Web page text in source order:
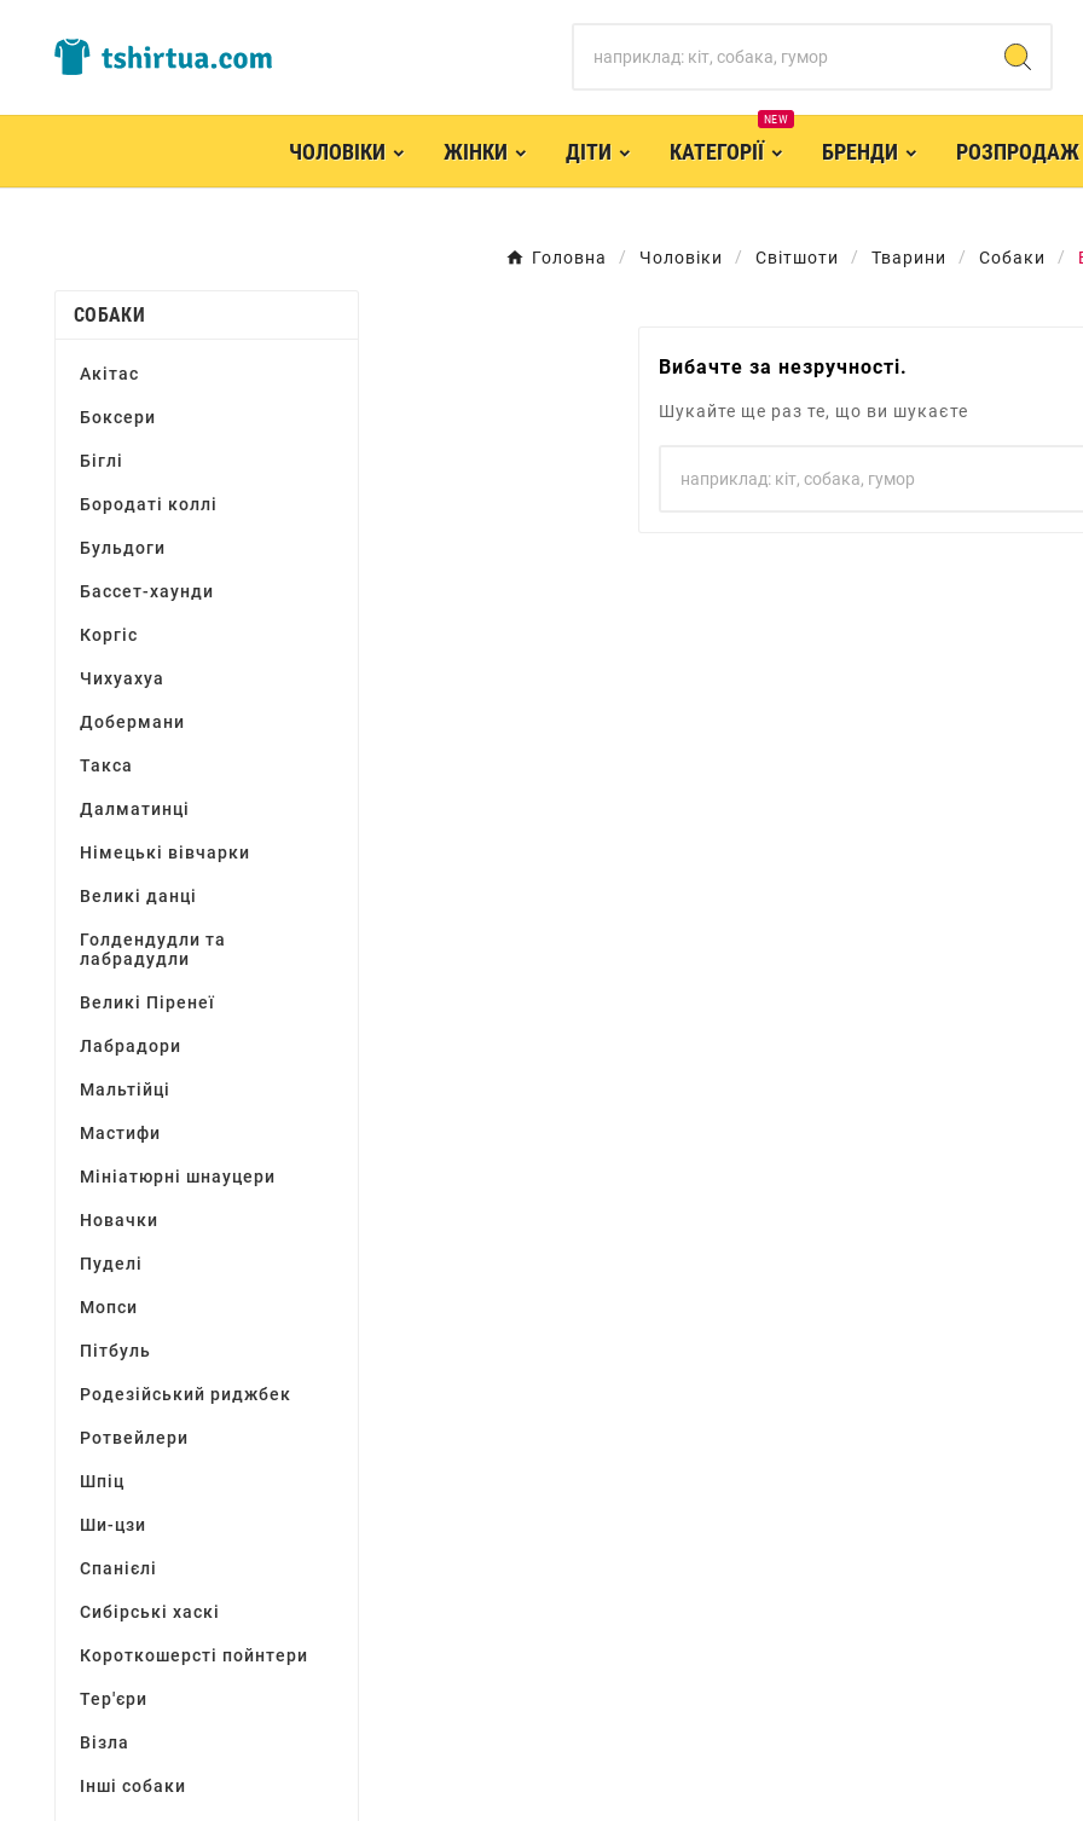
ЧОЛОВІКИ ЖІНКИ ДІТИ КАТЕГОРІЇ
NEW
БРЕНДИ РОЗПРОДАЖ
Головна Чоловіки Світшоти Тварини Собаки
СОБАКИ
Акітас
Боксери
Біглі
Бородаті коллі
Бульдоги
Бассет-хаунди
Коргіс
Чихуахуа
Добермани
Такса
Далматинці
Німецькі вівчарки
Великі данці
Голдендудли та
лабрадудли
Великі Піренеї
Лабрадори
Мальтійці
Мастифи
Мініатюрні шнауцери
Новачки
Пуделі
Мопси
Пітбуль
Родезійський риджбек
Ротвейлери
Шпіц
Ши-цзи
Спанієлі
Сибірські хаскі
Короткошерсті пойнтери
Тер'єри
Візла
Інші собаки
Вибачте за незручності.
Шукайте ще раз те, що ви шукаєте